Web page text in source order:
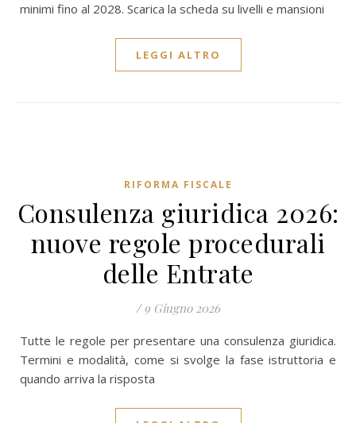
minimi fino al 2028. Scarica la scheda su livelli e mansioni
LEGGI ALTRO
RIFORMA FISCALE
Consulenza giuridica 2026:
nuove regole procedurali
delle Entrate
/ 9 Giugno 2026
Tutte le regole per presentare una consulenza giuridica.
Termini e modalità, come si svolge la fase istruttoria e
quando arriva la risposta